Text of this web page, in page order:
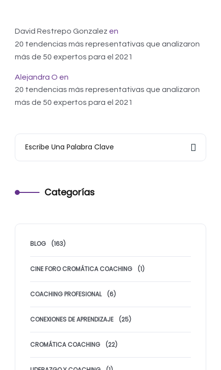
David Restrepo Gonzalez en
20 tendencias más representativas que analizaron
más de 50 expertos para el 2021
Alejandra O en
20 tendencias más representativas que analizaron
más de 50 expertos para el 2021
Categorías
BLOG (163)
CINE FORO CROMÁTICA COACHING (1)
COACHING PROFESIONAL (6)
CONEXIONES DE APRENDIZAJE (25)
CROMÁTICA COACHING (22)